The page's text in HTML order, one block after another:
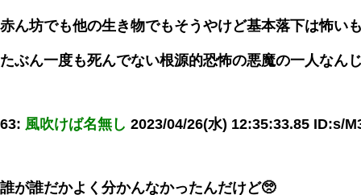
赤ん坊でも他の生き物でもそうやけど基本落下は怖い
たぶん一度も死んでない根源的恐怖の悪魔の一人なん
63: 風吹けば名無し 2023/04/26(水) 12:35:33.85 ID:s/
誰が誰だかよく分かんなかったんだけど🥺